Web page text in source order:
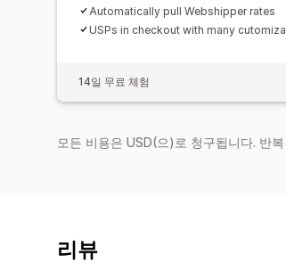
Automatically pull Webshipper rates
USPs in checkout with many
14일 무료 체험
모든 비용은 USD(으)로 청구됩니다. 반
리뷰